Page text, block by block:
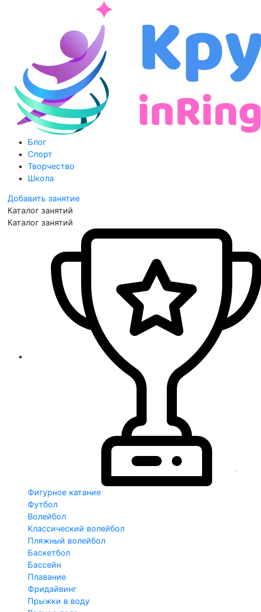
Блог
Спорт
Творчество
Школа
Добавить занятие
Каталог занятий
Каталог занятий
Фигурное катание
Футбол
Волейбол
Классический волейбол
Пляжный волейбол
Баскетбол
Бассейн
Плавание
Фридайвинг
Прыжки в воду